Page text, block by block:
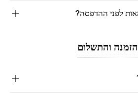
לפני ההדפסה?
והתשלום